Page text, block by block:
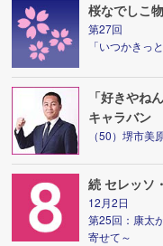
桜なでしこ
第27回
「いつかきっ
「好きやね
キャラバン
（50）堺市美
続 セレッソ
12月2日
第25回：康太
寄せて～